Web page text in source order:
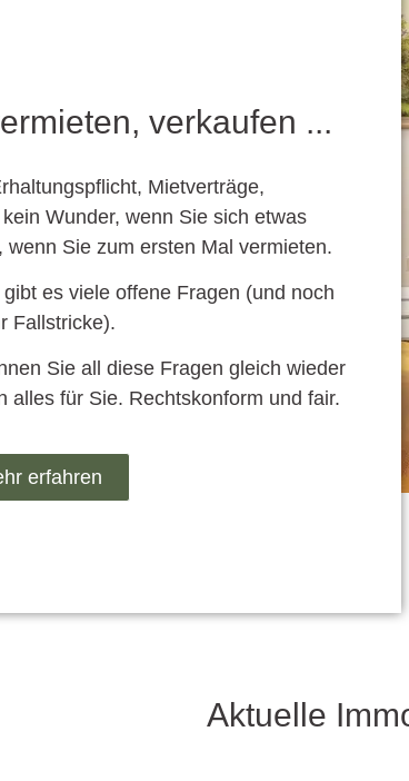
verkaufen ...
Mietverträge,
Wunder, wenn Sie sich etwas
Sie zum ersten Mal vermieten.
es viele offene Fragen (und noch
Fallstricke).
Sie all diese Fragen gleich wieder
alles für Sie. Rechtskonform und fair.
erfahren
Aktuelle